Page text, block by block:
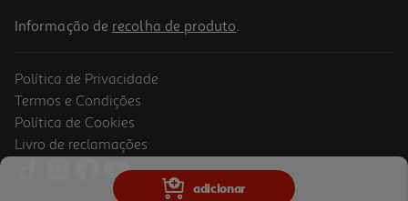
adicionar
Livro O Meu Livro Secreto Amizade
Informação de recolha de produto.
Política de Privacidade
Termos e Condições
Política de Cookies
Livro de reclamações
© Auchan Retail Portugal